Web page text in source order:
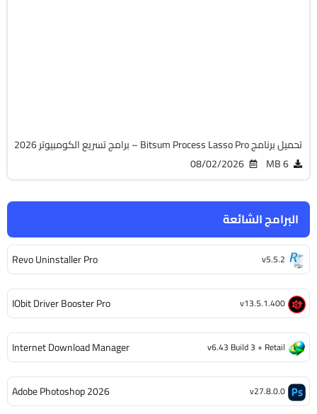
البرامج الشائعة
Revo Uninstaller Pro v5.5.2
IObit Driver Booster Pro v13.5.1.400
Internet Download Manager v6.43 Build 3 + Retail
Adobe Photoshop 2026 v27.8.0.0
تحميل برنامج Bitsum Process Lasso Pro – برامج تسريع الكومبيوتر 2026
6 MB
08/02/2026